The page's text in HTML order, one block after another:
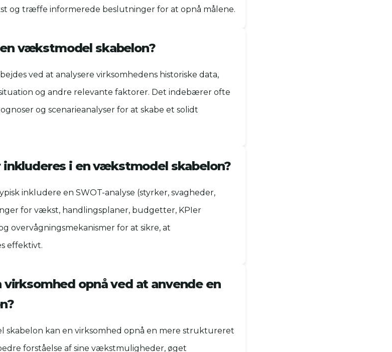
og træffe informerede beslutninger for at opnå målene.
vækstmodel skabelon?
ved at analysere virksomhedens historiske data,
og andre relevante faktorer. Det indebærer ofte
og scenarieanalyser for at skabe et solidt
i en vækstmodel skabelon?
inkludere en SWOT-analyse (styrker, svagheder,
for vækst, handlingsplaner, budgetter, KPIer
overvågningsmekanismer for at sikre, at
effektivt.
opnå ved at anvende en
skabelon kan en virksomhed opnå en mere struktureret
forståelse af sine vækstmuligheder, øget